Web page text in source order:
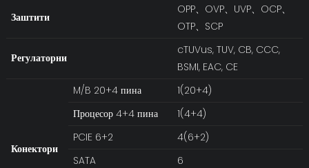
Заштити
OPP、OVP、UVP、OCP、
OTP、SCP
Регулаторни
cTUVus, TUV, CB, CCC,
BSMI, EAC, CE
Конектори
M/B 20+4 пина
1(20+4)
Процесор 4+4 пина
1(4+4)
PCIE 6+2
4(6+2)
SATA
6